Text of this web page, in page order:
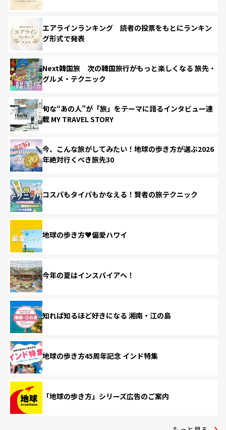
エアラインランキング 読者の投票をもとにランキン
グ形式で発表
Next韓国旅 次の韓国旅行がもっと楽しくなる 旅先・
グルメ・テクニック
旬な“あの人”が「旅」をテーマに語るインタビュー連
載 MY TRAVEL STORY
今、こんな旅がしてみたい！地球の歩き方が選ぶ2026
年絶対行くべき旅先30
コスパもタイパもかなえる！賢者の旅テクニック
地球の歩き方♥偏愛ハワイ
今年の夏はインスパイアへ！
知れば知るほど好きになる 湘南・江の島
地球の歩き方45周年記念 インド特集
「地球の歩き方」シリーズ広告のご案内